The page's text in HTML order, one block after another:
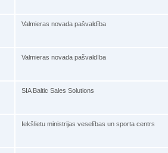
Valmieras novada pašvaldība
Valmieras novada pašvaldība
SIA Baltic Sales Solutions
Iekšlietu ministrijas veselības un sporta centrs